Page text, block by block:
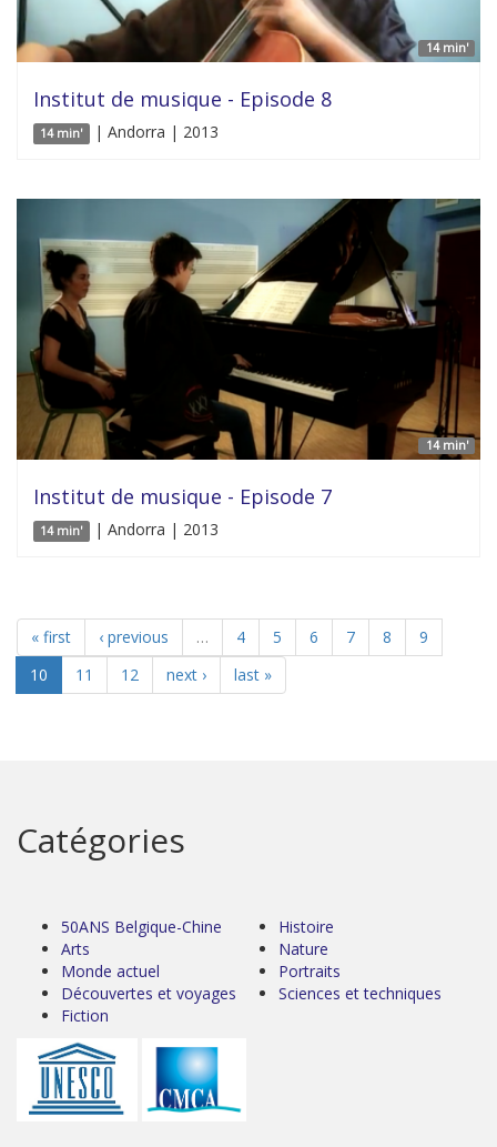
14 min'
Institut de musique - Episode 8
14 min' | Andorra | 2013
14 min'
Institut de musique - Episode 7
14 min' | Andorra | 2013
« first ‹ previous … 4 5 6 7 8
9
10
11 12 next › last »
Catégories
50ANS Belgique-Chine
Arts
Monde actuel
Découvertes et voyages
Fiction
Histoire
Nature
Portraits
Sciences et techniques